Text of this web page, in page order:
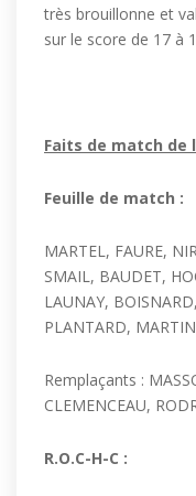
très brouillonne et
sur le score de 17 à
Faits de match de
Feuille de match :
MARTEL, FAURE,
SMAIL, BAUDET,
LAUNAY, BOISNARD,
PLANTARD,
Remplaçants :
CLEMENCEAU,
R.O.C-H-C :